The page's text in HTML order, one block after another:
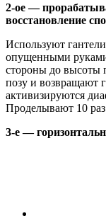
2-ое —
восстановление
Используют
опущенными руками
стороны до высоты
позу и возвращают
активизируются
Проделывают 10
3-е —